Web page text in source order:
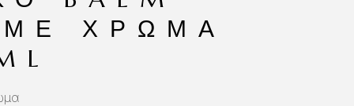
ΜΕ ΧΡΏΜΑ